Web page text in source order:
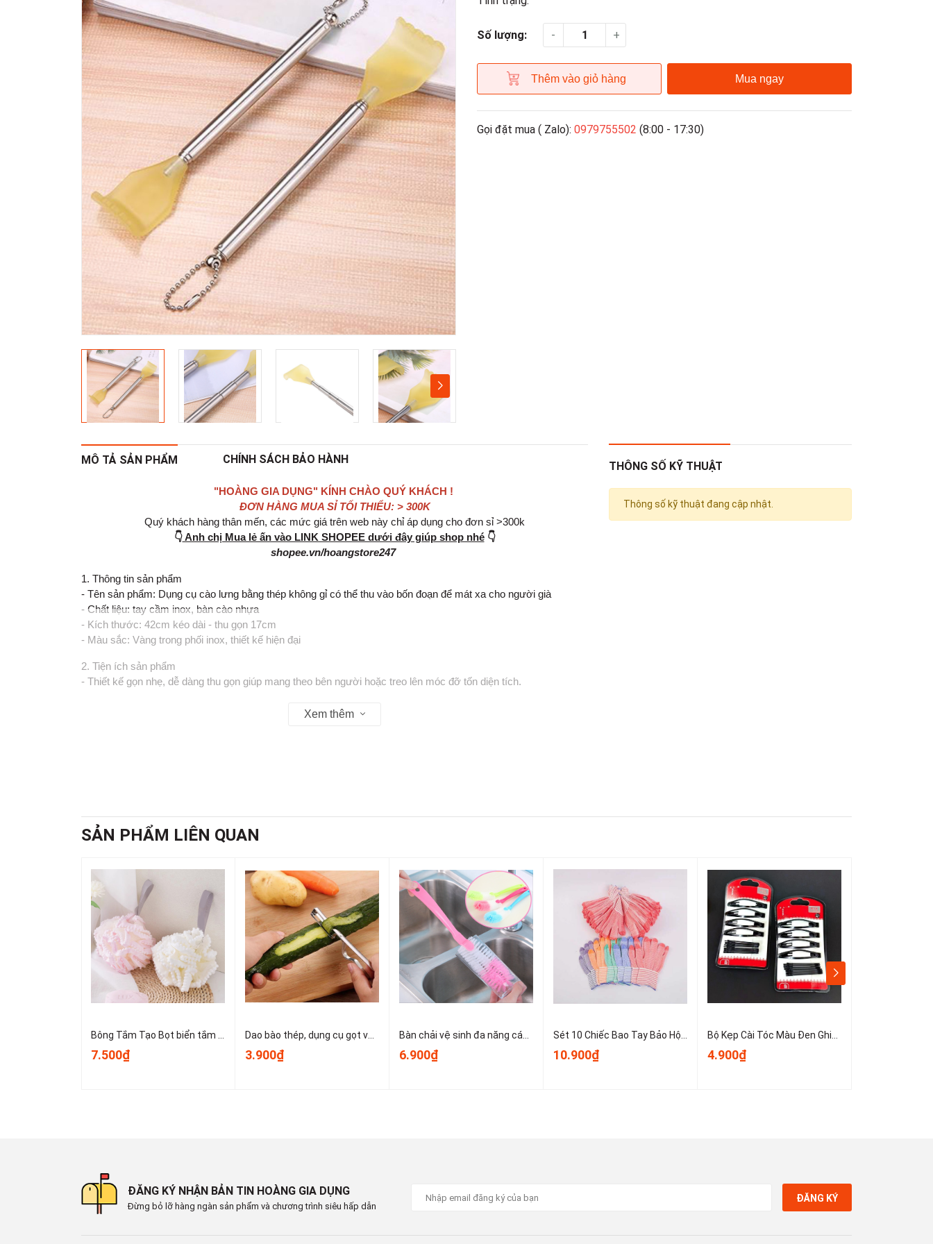
Số lượng: - +
Thêm vào giỏ hàng Mua ngay
Gọi đặt mua ( Zalo): 0979755502 (8:00 - 17:30)
MÔ TẢ SẢN PHẨM CHÍNH SÁCH BẢO HÀNH
"HOÀNG GIA DỤNG" KÍNH CHÀO QUÝ KHÁCH !
ĐƠN HÀNG MUA SỈ TỐI THIỂU: > 300K
Quý khách hàng thân mến, các mức giá trên web này chỉ áp dụng cho đơn sỉ >300k
👇Anh chị Mua lẻ ấn vào LINK SHOPEE dưới đây giúp shop nhé👇
shopee.vn/hoangstore247
1. Thông tin sản phẩm
- Tên sản phẩm: Dụng cụ cào lưng bằng thép không gỉ có thể thu vào bốn đoạn để mát xa cho người già
- Chất liệu: tay cầm inox, bàn cào nhựa
- Kích thước: 42cm kéo dài - thu gọn 17cm
- Màu sắc: Vàng trong phối inox, thiết kế hiện đại
2. Tiện ích sản phẩm
- Thiết kế gọn nhẹ, dễ dàng thu gọn giúp mang theo bên người hoặc treo lên móc đỡ tốn diện tích.
- Tay cầm bằng thép không gỉ chắc chắn, có độ bền cao và chống rỉ sét hiệu quả.
- Phù hợp với mọi lứa tuổi, đặc biệt tiện dụng cho người lớn tuổi hoặc người bị hạn chế về vận động tay.
- Có thể dùng để mát-xa nhẹ các vùng khó với tới như lưng, vai, gáy.
#caolungcoithethuvao #caolungdaitienloi #dungcumasage #masagelung #masagenguoigia #thietbicuoituan
#tienichgiadinh #phukiengiadinh #dungcuhoitrogiadinh
Hotline : 0902.960.976 (Zalo)
🕗 Thời gian làm việc : Sáng 8:00 - 12:00 & Chiều 13:30 - 17:30
🏡 Địa chỉ : 16 Tây lân 3, Bà Điểm, Hóc Môn , TP Hồ Chí Minh
🚛 Giao hàng toàn quốc
Xem thêm
THÔNG SỐ KỸ THUẬT
Thông số kỹ thuật đang cập nhật.
SẢN PHẨM LIÊN QUAN
Bông Tắm Tạo Bọt biển tắm lớn, bọt biển tắm cao cấp không bị lan rộng, siêu mềm và dễ tạo bọt A3553
7.500₫
Dao bào thép, dụng cụ gọt vỏ kim loại, dụng cụ gọt vỏ trái cây và rau củ nhỏ gọn dễ sử dụng T1243
3.900₫
Bàn chải vệ sinh đa năng cán dài dùng để vệ sinh nồi, cốc, tách trà, bình giữ nhiệt, bình sữa trẻ em A1934
6.900₫
Sét 10 Chiếc Bao Tay Bảo Hộ Lao Động ,Găng tay đan sọc nhiều màu, găng tay làm việc, găng tay len A0331
10.900₫
Bộ Kẹp Cài Tóc Màu Đen Ghim Bên Gọn Gàng, Kẹp Tóc Nữ Kẹp Mini Cố Định Tóc Không Trơn Trượt T1123
4.900₫
ĐĂNG KÝ NHẬN BẢN TIN HOÀNG GIA DỤNG
Đừng bỏ lỡ hàng ngàn sản phẩm và chương trình siêu hấp dẫn
ĐĂNG KÝ